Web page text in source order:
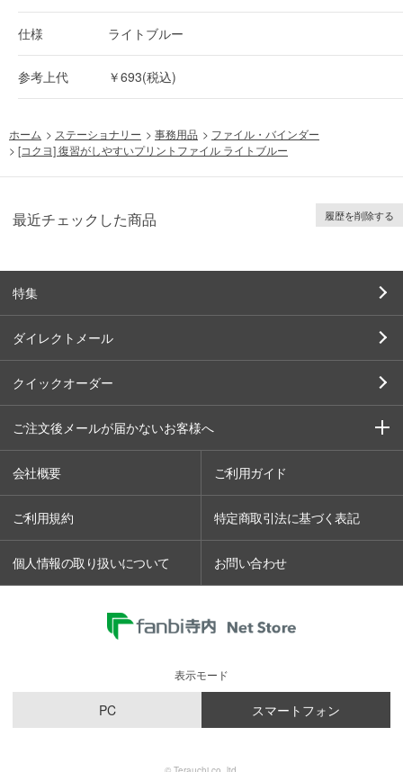
仕様 ライトブルー
参考上代 ￥693(税込)
ホーム > ステーショナリー > 事務用品 > ファイル・バインダー
> [コクヨ] 復習がしやすいプリントファイル ライトブルー
最近チェックした商品 履歴を削除する
特集
ダイレクトメール
クイックオーダー
ご注文後メールが届かないお客様へ
会社概要 ご利用ガイド
ご利用規約 特定商取引法に基づく表記
個人情報の取り扱いについて お問い合わせ
表示モード
PC スマートフォン